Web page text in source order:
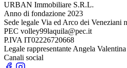
URBAN Immobiliare S.R.L.
Anno di fondazione 2023
Sede legale Via ed Arco dei Veneziani
PEC volley99laquila@pec.it
P.IVA IT02226720668
Legale rappresentante Angela
Canali social